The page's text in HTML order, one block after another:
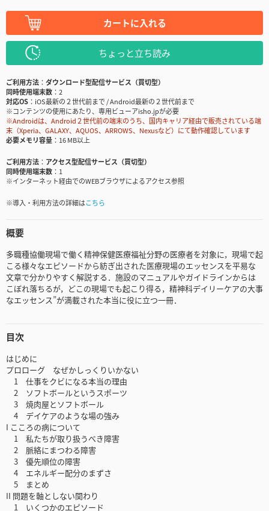
カートに入れる
ちょっと立ち読み
ご利用方法
ダウンロード型配信サービス（買切型）
同時使用端末数
2
対応OS
iOS最新の２世代前まで / Android最新の２世代前まで
※コンテンツの使用にあたり、専用ビューアisho.jpが必要
※Androidは、Android２世代前の端末のうち、国内キャリア経由で販売されている端
末（Xperia、GALAXY、AQUOS、ARROWS、Nexusなど）にて動作確認しています
必要メモリ容量
16 MB以上
ご利用方法
アクセス型配信サービス（買切型）
同時使用端末数
1
※インターネット経由でのWEBブラウザによるアクセス参照
※導入・利用方法の詳細はこちら
概要
多職種協働現場で働く精神保健医療福祉分野の医療者を対象に，現場で起
こる様々なエピソードから紡ぎ出された医療現場のエッセンスを平易な
文章で分かりやすく解説する．施設のマニュアルやガイドラインからは
こぼれ落ちるが，どこの現場でも起こり得る，精神科デイリーケアの大事
なエッセンス”が満載された本当に役に立つ一冊．
目次
はじめに
プロローグ なぜかしっくりいかない
1 仕事をクビになる本当の理由
2 ソフトボールというスポーツ
3 焼肉屋とソフトボール
4 デイケアのような場の強み
I こころの病について
1 私たちが取り扱うべき障害
2 脈絡にまつわる障害
3 優先順位の障害
4 エネルギー配分のまずさ
5 まとめ
II 問題を軸としない関わり
1 いくつかのエピソード